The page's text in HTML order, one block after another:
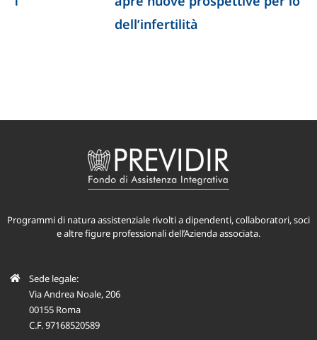
Programmi di natura assistenziale rivolti a dipendenti, collaboratori, soci
e altre figure professionali dell’Azienda associata.
Sede legale:
Via Andrea Noale, 206
00155 Roma